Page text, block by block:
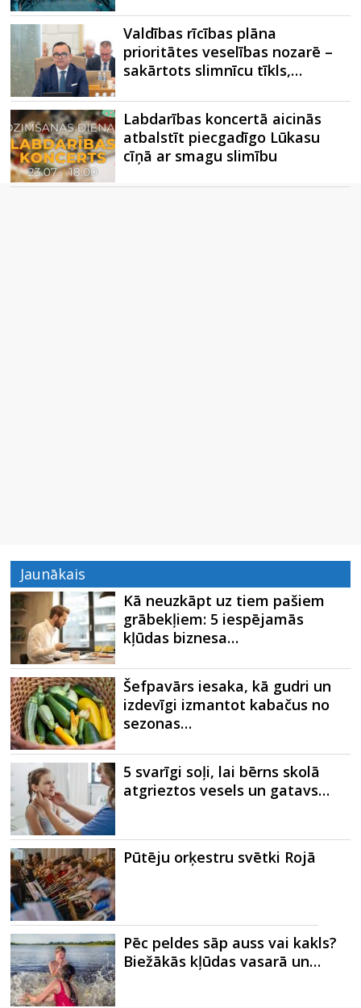
Valdības rīcības plāna
prioritātes veselības nozarē –
sakārtots slimnīcu tīkls,…
Labdarības koncertā aicinās
atbalstīt piecgadīgo Lūkasu
cīņā ar smagu slimību
Jaunākais
Kā neuzkāpt uz tiem pašiem
grābekļiem: 5 iespējamās
kļūdas biznesa…
Šefpavārs iesaka, kā gudri un
izdevīgi izmantot kabačus no
sezonas…
5 svarīgi soļi, lai bērns skolā
atgrieztos vesels un gatavs…
Pūtēju orķestru svētki Rojā
Pēc peldes sāp auss vai kakls?
Biežākās kļūdas vasarā un…